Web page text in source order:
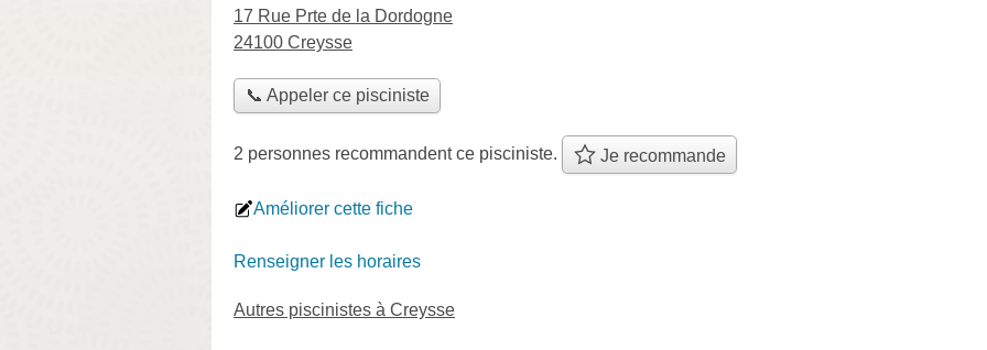
17 Rue Prte de la Dordogne
24100 Creysse
📞 Appeler ce pisciniste
2 personnes recommandentce pisciniste. Je recommande
Améliorer cette fiche
Renseigner les horaires
Autres piscinistes à Creysse